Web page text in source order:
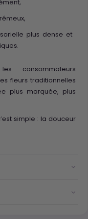
plus dense et
consommateurs
fleurs traditionnelles
plus marquée, plus
simple : la douceur